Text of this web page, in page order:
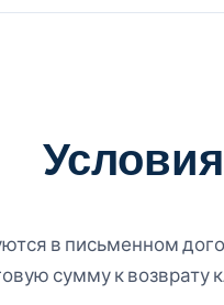
в письменном
сумму к возврату